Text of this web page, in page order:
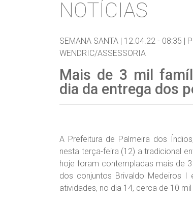
NOTÍCIAS
SEMANA SANTA | 12.04.22 - 08:35 |
WENDRIC/ASSESSORIA
Mais de 3 mil
dia da entrega dos
A Prefeitura de Palmeira dos
nesta terça-feira (12) a tradicional
hoje foram contempladas mais de
dos conjuntos Brivaldo Medeiros
atividades, no dia 14, cerca de 10